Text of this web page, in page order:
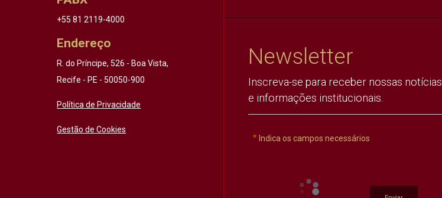
+55 81 2119-4000
Endereço
R. do Príncipe, 526 - Boa Vista,
Recife - PE - 50050-900
Política de Privacidade
Gestão de Cookies
Newsletter
Inscreva-se para receber nossas notícias
e informações institucionais.
Indica os campos necessários